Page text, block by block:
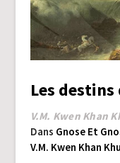
Les destins
V.M. Kwen Khan
Dans Gnose Et
V.M. Kwen Khan Khu